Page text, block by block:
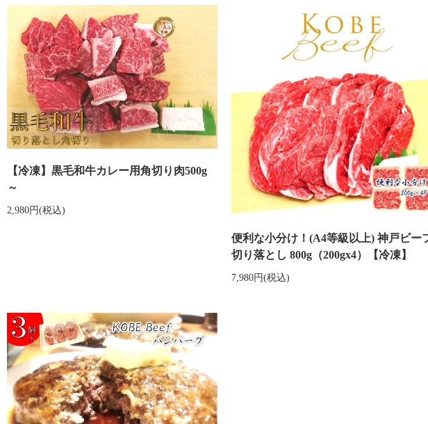
【冷凍】黒毛和牛カレー用角切り肉500g
～
2,980円(税込)
便利な小分け！(A4等級以上) 神戸ビー
切り落とし 800g（200gx4）【冷凍】
7,980円(税込)